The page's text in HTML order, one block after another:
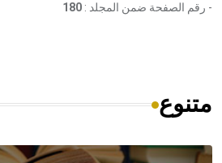
- رقم الصفحة ضمن المجلد : 180
متنوع